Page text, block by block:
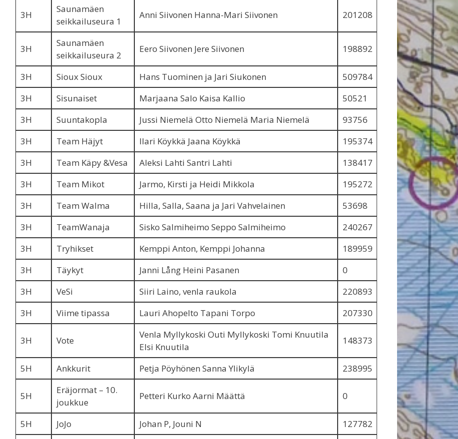
3H
Saunamäen
seikkailuseura 1
Anni Siivonen Hanna-Mari Siivonen 201208
3H
Saunamäen
seikkailuseura 2
Eero Siivonen Jere Siivonen 198892
3H Sioux Sioux Hans Tuominen ja Jari Siukonen
509784
3H
Sisunaiset Marjaana Salo Kaisa Kallio
50521
3H
Suuntakopla Jussi Niemelä Otto Niemelä Maria Niemelä
93756
3H
Team Häjyt Ilari Köykkä Jaana Köykkä
195374
3H
Team Käpy &Vesa Aleksi Lahti Santri Lahti
138417
3H
Team Mikot Jarmo, Kirsti ja Heidi Mikkola
195272
3H
Team Walma Hilla, Salla, Saana ja Jari Vahvelainen
53698
3H
TeamWanaja Sisko Salmiheimo Seppo Salmiheimo
240267
3H
Tryhikset Kemppi Anton, Kemppi Johanna
189959
3H
Täykyt Janni Lång Heini Pasanen
0
3H
VeSi Siiri Laino, venla raukola
220893
3H
Viime tipassa Lauri Ahopelto Tapani Torpo 207330
3H Vote
Venla Myllykoski Outi Myllykoski Tomi Knuutila
Elsi Knuutila
148373
5H Ankkurit Petja Pöyhönen Sanna Ylikylä 238995
5H
Eräjormat – 10.
joukkue
Petteri Kurko Aarni Määttä 0
5H JoJo Johan P, Jouni N 127782